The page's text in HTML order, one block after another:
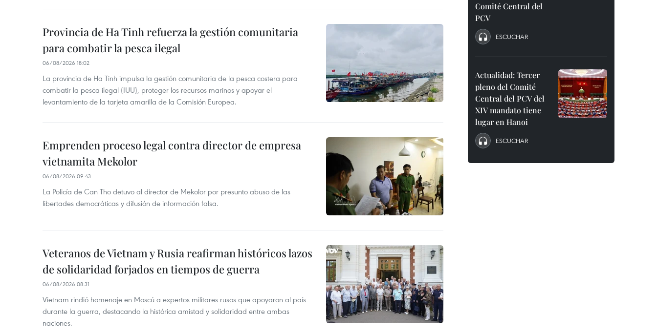
Provincia de Ha Tinh refuerza la gestión comunitaria
para combatir la pesca ilegal
06/08/2026 18:02
La provincia de Ha Tinh impulsa la gestión comunitaria de la pesca costera para
combatir la pesca ilegal (IUU), proteger los recursos marinos y apoyar el
levantamiento de la tarjeta amarilla de la Comisión Europea.
Emprenden proceso legal contra director de empresa
vietnamita Mekolor
06/08/2026 09:43
La Policía de Can Tho detuvo al director de Mekolor por presunto abuso de las
libertades democráticas y difusión de información falsa.
Veteranos de Vietnam y Rusia reafirman históricos lazos
de solidaridad forjados en tiempos de guerra
06/08/2026 08:31
Vietnam rindió homenaje en Moscú a expertos militares rusos que apoyaron al país
durante la guerra, destacando la histórica amistad y solidaridad entre ambas
naciones.
Comité Central del
PCV
ESCUCHAR
Actualidad: Tercer
pleno del Comité
Central del PCV del
XIV mandato tiene
lugar en Hanoi
ESCUCHAR